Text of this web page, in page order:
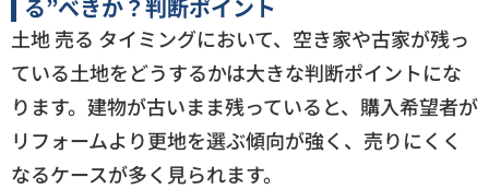
る”べきか？判断ポイント
土地 売る タイミングにおいて、空き家や古家が残っ
ている土地をどうするかは大きな判断ポイントにな
ります。建物が古いまま残っていると、購入希望者が
リフォームより更地を選ぶ傾向が強く、売りにくく
なるケースが多く見られます。